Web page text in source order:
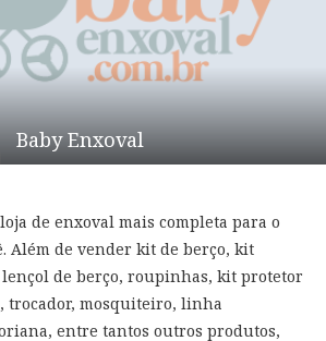
Baby Enxoval
de enxoval mais completa para o
Além de vender kit de berço, kit
lençol de berço, roupinhas, kit protetor
trocador, mosquiteiro, linha
entre tantos outros produtos,